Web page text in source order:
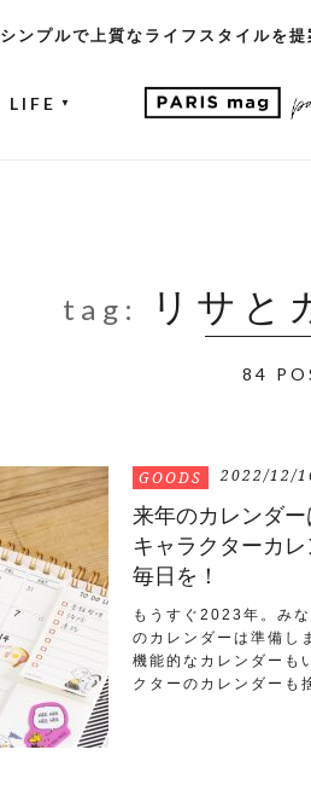
シンプルで上質なライフスタイルを
LIFE ▼
tag: リサと
84
GOODS 2022/12/
来年のカレンダー
キャラクターカ
毎日を！
もうすぐ2023年。み
のカレンダーは準備し
機能的なカレンダーも
クターのカレンダーも